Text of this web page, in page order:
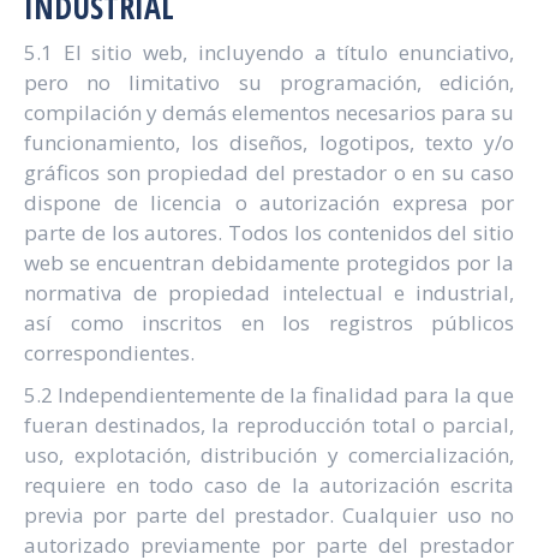
5.1 El sitio web, incluyendo a título enunciativo,
pero no limitativo su programación, edición,
compilación y demás elementos necesarios para su
funcionamiento, los diseños, logotipos, texto y/o
gráficos son propiedad del prestador o en su caso
dispone de licencia o autorización expresa por
parte de los autores. Todos los contenidos del sitio
web se encuentran debidamente protegidos por la
normativa de propiedad intelectual e industrial,
así como inscritos en los registros públicos
correspondientes.
5.2 Independientemente de la finalidad para la que
fueran destinados, la reproducción total o parcial,
uso, explotación, distribución y comercialización,
requiere en todo caso de la autorización escrita
previa por parte del prestador. Cualquier uso no
autorizado previamente por parte del prestador